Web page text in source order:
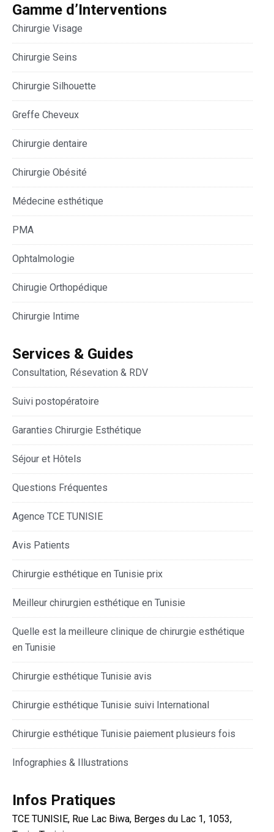
Gamme d’Interventions
Chirurgie Visage
Chirurgie Seins
Chirurgie Silhouette
Greffe Cheveux
Chirurgie dentaire
Chirurgie Obésité
Médecine esthétique
PMA
Ophtalmologie
Chirugie Orthopédique
Chirurgie Intime
Services & Guides
Consultation, Résevation & RDV
Suivi postopératoire
Garanties Chirurgie Esthétique
Séjour et Hôtels
Questions Fréquentes
Agence TCE TUNISIE
Avis Patients
Chirurgie esthétique en Tunisie prix
Meilleur chirurgien esthétique en Tunisie
Quelle est la meilleure clinique de chirurgie esthétique
en Tunisie
Chirurgie esthétique Tunisie avis
Chirurgie esthétique Tunisie suivi International
Chirurgie esthétique Tunisie paiement plusieurs fois
Infographies & Illustrations
Infos Pratiques
TCE TUNISIE, Rue Lac Biwa, Berges du Lac 1, 1053,